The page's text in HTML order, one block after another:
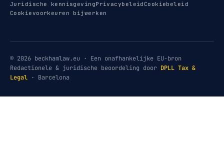
Juridische kennisgevingPrivacybeleid Cookiebeleid
Cookievoorkeuren bijwerken
© 2026 beckhamlaw.eu · Een onafhankelijke EU-bron
Redactionele & juridische beoordeling door DPLL Tax &
Legal · Barcelona